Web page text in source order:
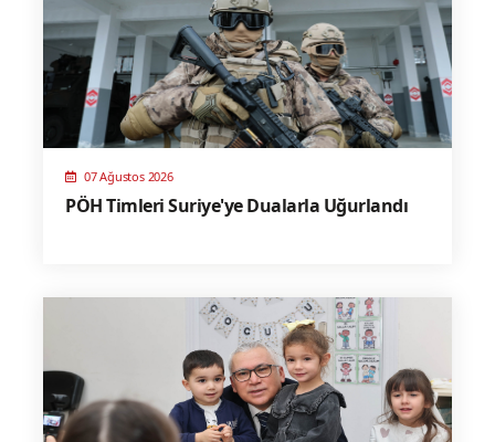
07 Ağustos 2026
PÖH Timleri Suriye'ye Dualarla Uğurlandı